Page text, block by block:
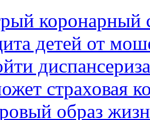
коронарный
детей от
страховая
образ